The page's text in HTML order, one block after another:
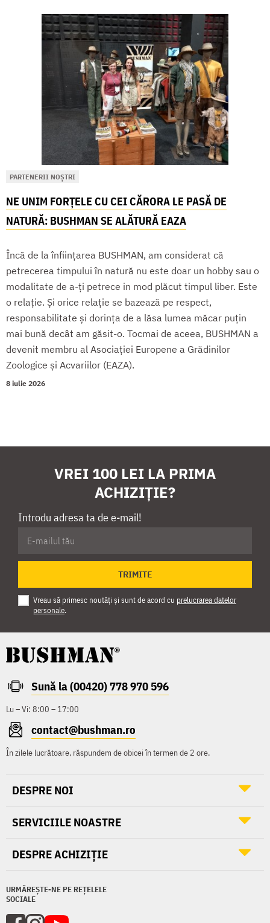
PARTENERII NOȘTRI
NE UNIM FORȚELE CU CEI CĂRORA LE PASĂ DE
NATURĂ: BUSHMAN SE ALĂTURĂ EAZA
Încă de la înființarea BUSHMAN, am considerat că
petrecerea timpului în natură nu este doar un hobby sau o
modalitate de a-ți petrece in mod plăcut timpul liber. Este
o relație. Și orice relație se bazează pe respect,
responsabilitate și dorința de a lăsa lumea măcar puțin
mai bună decât am găsit-o. Tocmai de aceea, BUSHMAN a
devenit membru al Asociației Europene a Grădinilor
Zoologice și Acvariilor (EAZA).
8 iulie 2026
VREI 100 LEI LA PRIMA
ACHIZIȚIE?
Introdu adresa ta de e-mail!
TRIMITE
Vreau să primesc noutăți și sunt de acord cu prelucrarea datelor
personale.
Sună la (00420) 778 970 596
Lu – Vi: 8:00 – 17:00
contact@bushman.ro
În zilele lucrătoare, răspundem de obicei în termen de 2 ore.
URMĂREȘTE-NE PE REȚELELE
SOCIALE
DESPRE NOI
SERVICIILE NOASTRE
DESPRE ACHIZIȚIE